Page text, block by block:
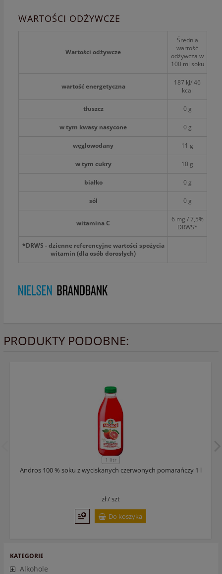
KATEGORIE
Alkohole
WARTOŚCI ODŻYWCZE
Wartości odżywcze
Średnia
wartość
odżywcza w
100 ml soku
wartość energetyczna
187 kJ/ 46
kcal
tłuszcz 0 g
w tym kwasy nasycone 0 g
węglowodany 11 g
w tym cukry 10 g
białko 0 g
sól 0 g
witamina C
6 mg / 7,5%
DRWS*
*DRWS - dzienne referencyjne wartości spożycia
witamin (dla osób dorosłych)
PRODUKTY PODOBNE:
1 litr
Andros 100 % soku z wyciskanych czerwonych pomarańczy 1 l
zł /szt
Do koszyka